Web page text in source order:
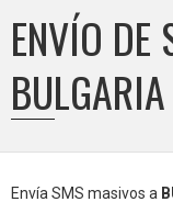
ENVÍO
BULGARIA
Envía SMS masivos a